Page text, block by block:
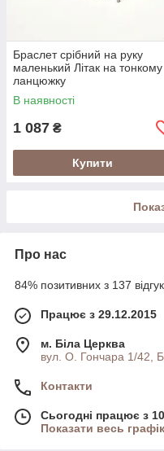
Браслет срібний на руку
маленький Літак на тонкому
ланцюжку
В наявності
1 087 ₴
Купити
Про нас
84% позитивних з 137
Працює з 29.12.2015
м. Біла Церква
вул. О. Гончара 1/42,
Контакти
Сьогодні працює з
Показати весь